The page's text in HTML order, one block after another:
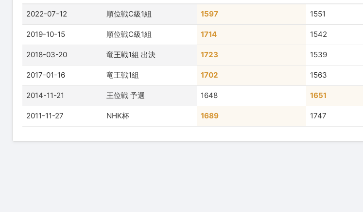
2022-07-12 順位戦C級1組 1597 1551
2019-10-15 順位戦C級1組 1714 1542
2018-03-20 竜王戦1組 出決 1723 1539
2017-01-16 竜王戦1組 1702 1563
2014-11-21 王位戦 予選 1648 1651
2011-11-27 NHK杯 1689 1747